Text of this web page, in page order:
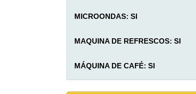
MICROONDAS: SI
MAQUINA DE REFRESCOS: SI
MÁQUINA DE CAFÉ: SI